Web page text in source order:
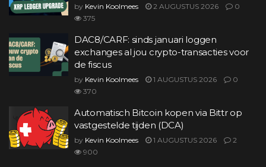
by Kevin Koolmees 2 AUGUSTUS 2026
0
375
DAC8/CARF: sinds januari loggen
exchanges al jou crypto-transacties voor
de fiscus
by Kevin Koolmees 1 AUGUSTUS 2026
0
370
Automatisch Bitcoin kopen via Bittr op
vastgestelde tijden (DCA)
by Kevin Koolmees 1 AUGUSTUS 2026
2
900